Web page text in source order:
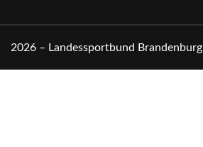
2026 – Landessportbund Brandenburg